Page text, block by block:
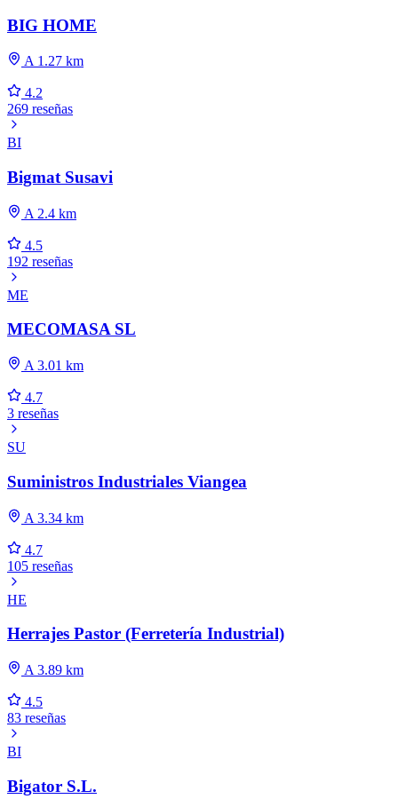
BIG HOME
A 1.27 km
4.2
269 reseñas
BI
Bigmat Susavi
A 2.4 km
4.5
192 reseñas
ME
MECOMASA SL
A 3.01 km
4.7
3 reseñas
SU
Suministros Industriales Viangea
A 3.34 km
4.7
105 reseñas
HE
Herrajes Pastor (Ferretería Industrial)
A 3.89 km
4.5
83 reseñas
BI
Bigator S.L.